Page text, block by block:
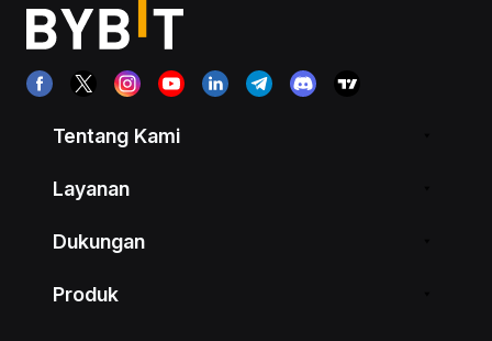
Tentang Kami
Layanan
Dukungan
Produk